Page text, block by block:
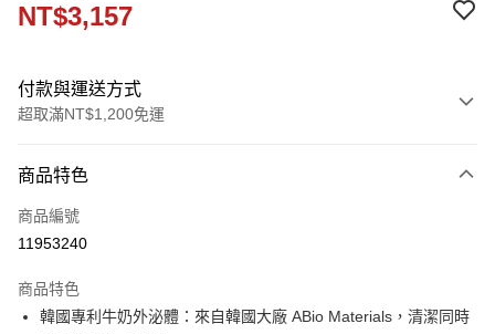
NT$3,157
付款與運送方式
超取滿NT$1,200免運
信用卡一次付款
超商取貨付款
Apple Pay
商品特色
商品編號
11953240
商品特色
韓國專利牛奶外泌體：來自韓國大廠 ABio Materials，清潔同時